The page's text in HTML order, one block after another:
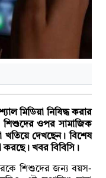
মিডিয়া নিষিদ্ধ করার
শিশুদের ওপর সামাজিক
খতিয়ে দেখছেন। বিশেষ
করছে। খবর বিবিসি।
শিশুদের জন্য বয়স-